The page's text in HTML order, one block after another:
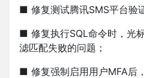
■ 修复测试腾讯SMS平台验
■ 修复执行SQL命令时，光
滤匹配失败的问题；
■ 修复强制启用用户MFA后